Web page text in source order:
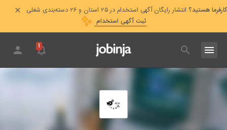
کارفرما هستید؟ انتشار رایگان آگهی استخدام در ۲۵ استان و ۲۶ دسته‌بندی شغلی
ثبت آگهی استخدام
۱